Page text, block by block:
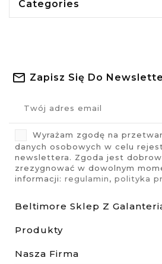
Categories
Zapisz Się Do
Wyrażam zgodę na
danych osobowych w celu
newslettera. Zgoda jest
zrezygnować w dowolnym
informacji: regulamin, polityka
Beltimore Sklep Z
Produkty
Nasza Firma